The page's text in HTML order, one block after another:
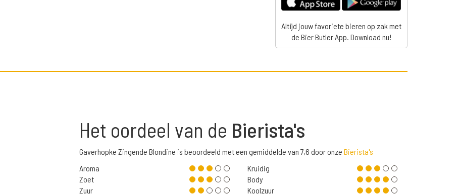
Altijd jouw favoriete bieren op zak met
de Bier Butler App. Download nu!
Het oordeel van de Bierista's
Gaverhopke Zingende Blondine is beoordeeld met een gemiddelde van 7,6 door onze Bierista's
Aroma
Zoet
Zuur
Kruidig
Body
Koolzuur